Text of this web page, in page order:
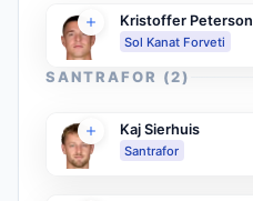
Kristoffer Peterson
Sol Kanat Forveti
SANTRAFOR (2)
Kaj Sierhuis
Santrafor